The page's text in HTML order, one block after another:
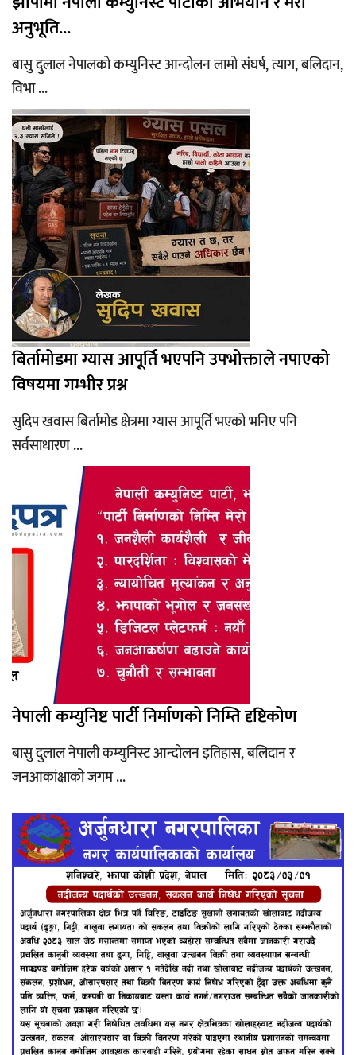
अनुभूति...
बासु दुलाल नेपालको कम्युनिस्ट आन्दोलन लामो संघर्ष, त्याग, बलिदान,
विभा ...
बिर्तामोडमा ग्यास आपूर्ति भएपनि उपभोक्ताले नपाएको
विषयमा गम्भीर प्रश्न
सुदिप खवास बिर्तामोड क्षेत्रमा ग्यास आपूर्ति भएको भनिए पनि
सर्वसाधारण ...
नेपाली कम्युनिष्ट पार्टी निर्माणको निम्ति दृष्टिकोण
बासु दुलाल नेपाली कम्युनिस्ट आन्दोलन इतिहास, बलिदान र
जनआकांक्षाको जगम ...